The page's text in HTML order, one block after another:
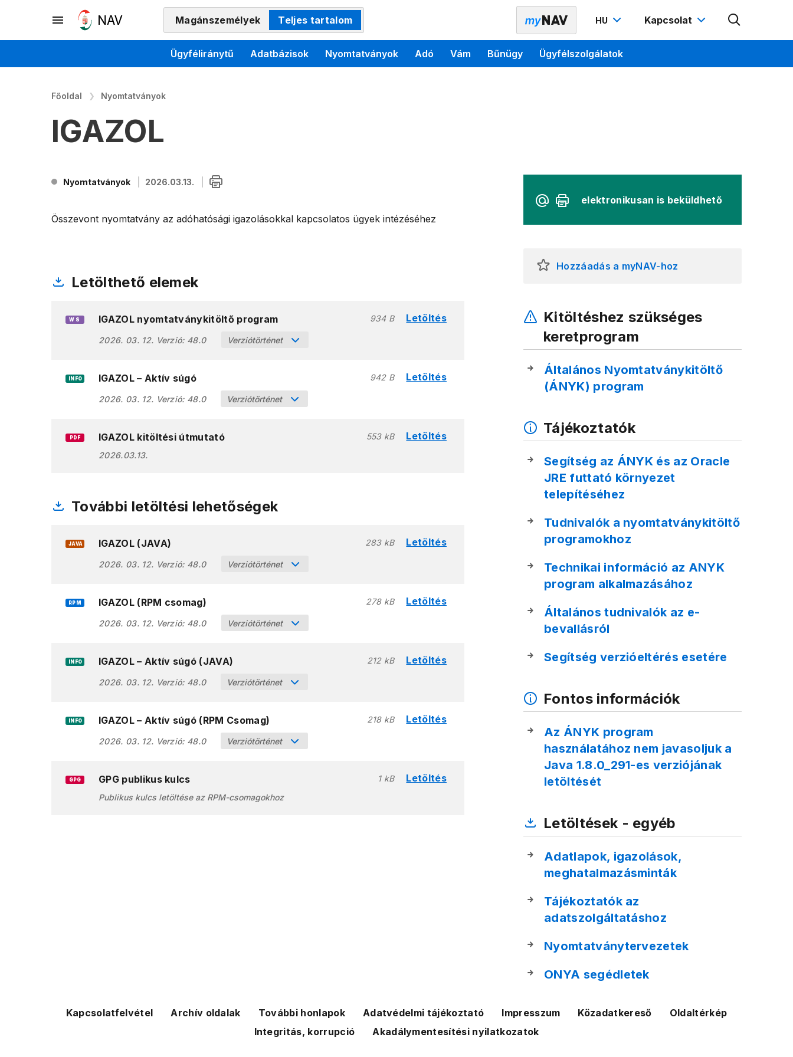
Magánszemélyek Teljes tartalom HU Kapcsolat
Ügyféliránytű Adatbázisok Nyomtatványok Adó Vám Bűnügy Ügyfélszolgálatok
Főoldal Nyomtatványok
IGAZOL
Nyomtatványok 2026.03.13.
Összevont nyomtatvány az adóhatósági igazolásokkal kapcsolatos ügyek intézéséhez
Letölthető elemek
WS IGAZOL nyomtatványkitöltő program
2026. 03. 12. Verzió: 48.0 Verziótörténet
934 B Letöltés
INFO IGAZOL – Aktív súgó
2026. 03. 12. Verzió: 48.0 Verziótörténet
942 B Letöltés
PDF IGAZOL kitöltési útmutató
2026.03.13.
553 kB Letöltés
További letöltési lehetőségek
JAVA IGAZOL (JAVA)
2026. 03. 12. Verzió: 48.0 Verziótörténet
283 kB Letöltés
RPM IGAZOL (RPM csomag)
2026. 03. 12. Verzió: 48.0 Verziótörténet
278 kB Letöltés
INFO IGAZOL – Aktív súgó (JAVA)
2026. 03. 12. Verzió: 48.0 Verziótörténet
212 kB Letöltés
INFO IGAZOL – Aktív súgó (RPM Csomag)
2026. 03. 12. Verzió: 48.0 Verziótörténet
218 kB Letöltés
GPG GPG publikus kulcs
Publikus kulcs letöltése az RPM-csomagokhoz
1 kB Letöltés
elektronikusan is beküldhető
Hozzáadás a myNAV-hoz
Kitöltéshez szükséges
keretprogram
Általános Nyomtatványkitöltő
(ÁNYK) program
Tájékoztatók
Segítség az ÁNYK és az Oracle
JRE futtató környezet
telepítéséhez
Tudnivalók a nyomtatványkitöltő
programokhoz
Technikai információ az ANYK
program alkalmazásához
Általános tudnivalók az e-
bevallásról
Segítség verzióeltérés esetére
Fontos információk
Az ÁNYK program
használatához nem javasoljuk a
Java 1.8.0_291-es verziójának
letöltését
Letöltések - egyéb
Adatlapok, igazolások,
meghatalmazásminták
Tájékoztatók az
adatszolgáltatáshoz
Nyomtatványtervezetek
ONYA segédletek
Kapcsolatfelvétel Archív oldalak További honlapok Adatvédelmi tájékoztató Impresszum Közadatkereső
Oldaltérkép
Integritás, korrupció
Akadálymentesítési nyilatkozatok